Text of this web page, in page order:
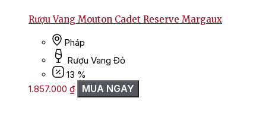
Rượu Vang Mouton Cadet Reserve Margaux
Pháp
Rượu Vang Đỏ
13 %
1.857.000 ₫ MUA NGAY